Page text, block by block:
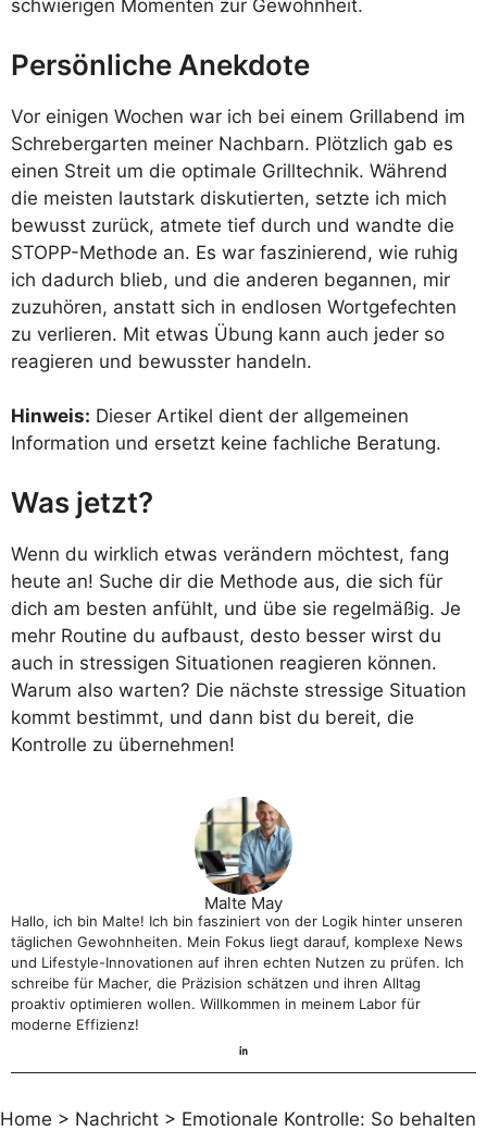
schwierigen Momenten zur Gewohnheit.
Persönliche Anekdote
Vor einigen Wochen war ich bei einem Grillabend im
Schrebergarten meiner Nachbarn. Plötzlich gab es
einen Streit um die optimale Grilltechnik. Während
die meisten lautstark diskutierten, setzte ich mich
bewusst zurück, atmete tief durch und wandte die
STOPP-Methode an. Es war faszinierend, wie ruhig
ich dadurch blieb, und die anderen begannen, mir
zuzuhören, anstatt sich in endlosen Wortgefechten
zu verlieren. Mit etwas Übung kann auch jeder so
reagieren und bewusster handeln.
Hinweis: Dieser Artikel dient der allgemeinen
Information und ersetzt keine fachliche Beratung.
Was jetzt?
Wenn du wirklich etwas verändern möchtest, fang
heute an! Suche dir die Methode aus, die sich für
dich am besten anfühlt, und übe sie regelmäßig. Je
mehr Routine du aufbaust, desto besser wirst du
auch in stressigen Situationen reagieren können.
Warum also warten? Die nächste stressige Situation
kommt bestimmt, und dann bist du bereit, die
Kontrolle zu übernehmen!
Malte May
Hallo, ich bin Malte! Ich bin fasziniert von der Logik hinter unseren
täglichen Gewohnheiten. Mein Fokus liegt darauf, komplexe News
und Lifestyle-Innovationen auf ihren echten Nutzen zu prüfen. Ich
schreibe für Macher, die Präzision schätzen und ihren Alltag
proaktiv optimieren wollen. Willkommen in meinem Labor für
moderne Effizienz!
Home > Nachricht > Emotionale Kontrolle: So behalten